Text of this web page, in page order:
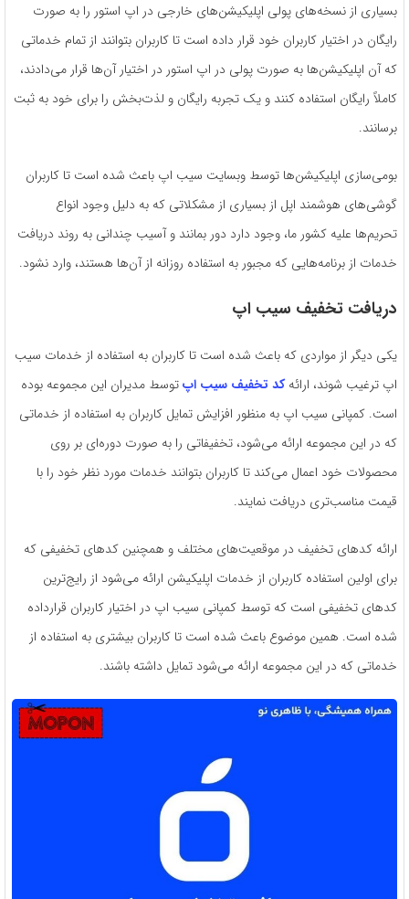
بسیاری از نسخه‌های پولی اپلیکیشن‌های خارجی در اپ استور را به ‌صورت
رایگان در اختیار کاربران خود قرار داده است تا کاربران بتوانند از تمام خدماتی
که آن اپلیکیشن‌ها به ‌صورت پولی در اپ استور در اختیار آن‌ها قرار می‌دادند،
کاملاً رایگان استفاده کنند و یک تجربه رایگان و لذت‌بخش را برای خود به ثبت
برسانند.
بومی‌سازی اپلیکیشن‌ها توسط وبسایت سیب اپ باعث شده است تا کاربران
گوشی‌های هوشمند اپل از بسیاری از مشکلاتی که به دلیل وجود انواع
تحریم‌ها علیه کشور ما، وجود دارد دور بمانند و آسیب چندانی به روند دریافت
خدمات از برنامه‌هایی که مجبور به استفاده روزانه از آن‌ها هستند، وارد نشود.
دریافت تخفیف سیب اپ
یکی دیگر از مواردی که باعث شده است تا کاربران به استفاده از خدمات سیب
اپ ترغیب شوند، ارائهکد تخفیف سیب اپتوسط مدیران این مجموعه بوده
است. کمپانی سیب اپ به ‌منظور افزایش تمایل کاربران به استفاده از خدماتی
که در این مجموعه ارائه می‌شود، تخفیفاتی را به ‌صورت دوره‌ای بر روی
محصولات خود اعمال می‌کند تا کاربران بتوانند خدمات مورد نظر خود را با
قیمت مناسب‌تری دریافت نمایند.
ارائه کدهای تخفیف در موقعیت‌های مختلف و همچنین کدهای تخفیفی که
برای اولین استفاده کاربران از خدمات اپلیکیشن ارائه می‌شود از رایج‌ترین
کدهای تخفیفی است که توسط کمپانی سیب اپ در اختیار کاربران قرارداده
شده است. همین موضوع باعث شده است تا کاربران بیشتری به استفاده از
خدماتی که در این مجموعه ارائه می‌شود تمایل داشته باشند.